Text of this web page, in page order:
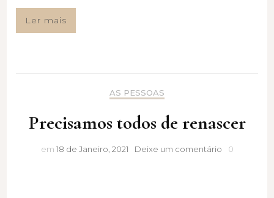
Ler mais
AS PESSOAS
Precisamos todos de renascer
em 18 de Janeiro, 2021 Deixe um comentárioPrecisamos
0